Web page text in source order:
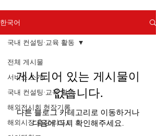
한국어
전체 게시물
서비스 소개
국내 컨설팅·교육 활동
해외전시회 현장기록
해외시장 출장 리포트
국내 컨설팅·교육 활동
게시되어 있는 게시물이
없습니다.
다른 블로그 카테고리로 이동하거나
다음에 다시 확인해주세요.